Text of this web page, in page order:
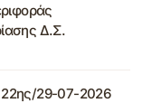
Δ.Σ.
29-07-2026